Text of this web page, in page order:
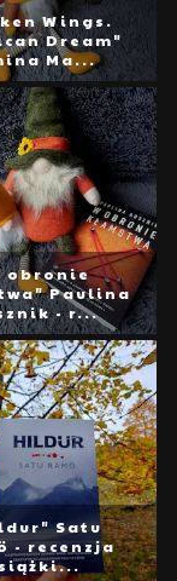
Wings.
Dream"
Ma...
obronie
Paulina
- r...
Satu
- recenzja